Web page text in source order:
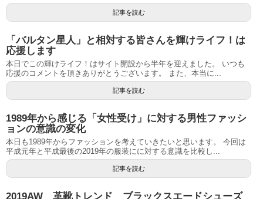
記事を読む
「バルタン星人」と相対する皆さんを輝けライフ！は
応援します
本日でこの輝けライフ！はサイト開設から半年を迎えました。 いつも
応援のコメントを頂きありがとうございます。 また、本当に...
記事を読む
1989年から感じる「女性受け」に対する男性ファッシ
ョンの意識の変化
本日も1989年からファッションを考えていきたいと思います。 今回は
平成元年と平成最後の2019年の服装にに対する意識を比較し...
記事を読む
2019AW 革靴トレンド ブラックスエードシューズ